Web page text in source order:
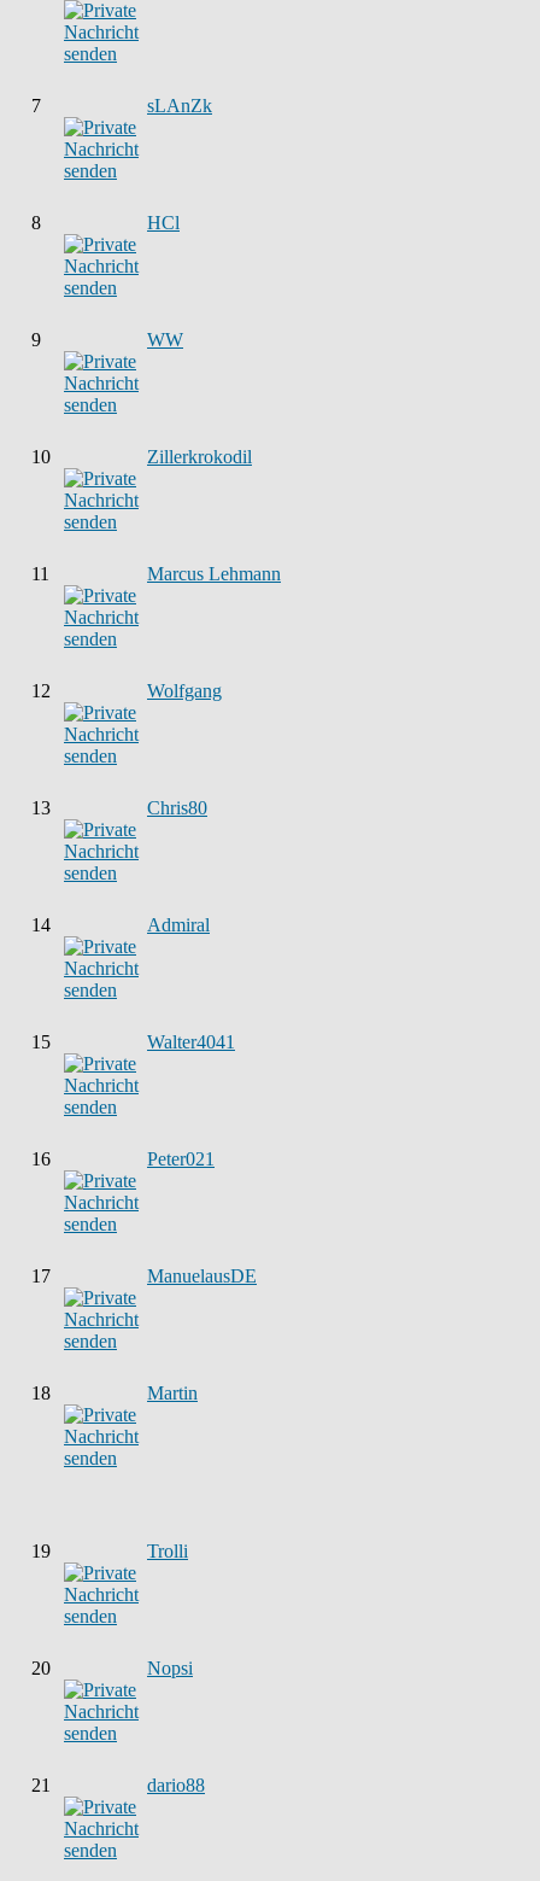
7 sLAnZk
8 HCl
9 WW
10 Zillerkrokodil
11 Marcus Lehmann
12 Wolfgang
13 Chris80
14 Admiral
15 Walter4041
16 Peter021
17 ManuelausDE
18 Martin
19 Trolli
20 Nopsi
21 dario88